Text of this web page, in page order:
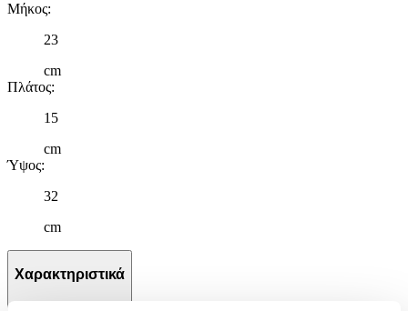
Μήκος:
23
cm
Πλάτος:
15
cm
Ύψος:
32
cm
Χαρακτηριστικά
+